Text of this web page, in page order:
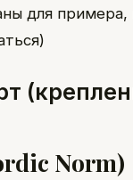
для
Norm)